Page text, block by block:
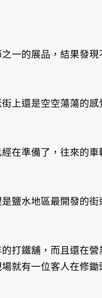
一的展品，結果發現
上還是空空蕩蕩的
在準備了，往來的
鹽水地區最開發的
打鐵舖，而且還在
就有一位客人在修鋤